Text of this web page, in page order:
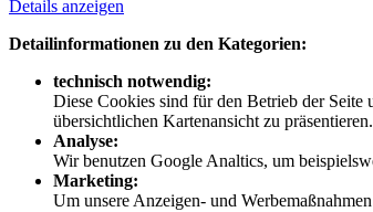
Details anzeigen
Detailinformationen zu den Kategorien:
technisch notwendig:
Diese Cookies sind für den Betrieb der
übersichtlichen Kartenansicht zu präsentieren.
Analyse:
Wir benutzen Google Analtics, um
Marketing:
Um unsere Anzeigen- und